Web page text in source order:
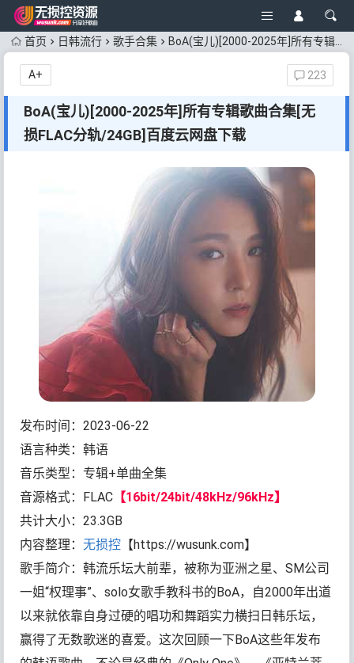
首页 日韩流行 歌手合集 BoA(宝儿)[2000-2025年]所有专辑歌曲合集[无损FLAC分轨/24GB]百度云网盘下载
BoA(宝儿)[2000-2025年]所有专辑歌曲合集[无
损FLAC分轨/24GB]百度云网盘下载
223
A+
发布时间：2023-06-22
语言种类：韩语
音乐类型：专辑+单曲全集
音源格式：FLAC 【16bit/24bit/48kHz/96kHz】
共计大小：23.3GB
内容整理：无损控 【https://wusunk.com】
歌手简介：韩流乐坛大前辈，被称为亚洲之星、SM公司
一姐“权理事”、solo女歌手教科书的BoA，自2000年出道
以来就依靠自身过硬的唱功和舞蹈实力横扫日韩乐坛，
赢得了无数歌迷的喜爱。这次回顾一下BoA这些年发布